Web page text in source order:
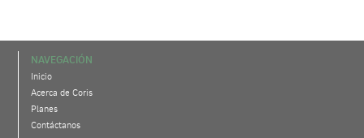
NAVEGACIÓN
Inicio
Acerca de Coris
Planes
Contáctanos